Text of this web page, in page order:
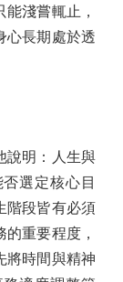
淺嘗輒止，
心長期處於透
明：人生與
選定核心目
階段皆有必須
重要程度，
將時間與精神